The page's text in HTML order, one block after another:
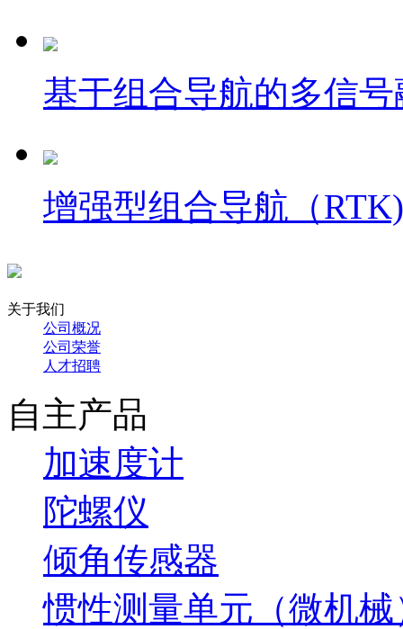
基于组合导航的多信
增强型组合导航（
关于我们
公司概况
公司荣誉
人才招聘
自主产品
加速度计
陀螺仪
倾角传感器
惯性测量单元（微机械